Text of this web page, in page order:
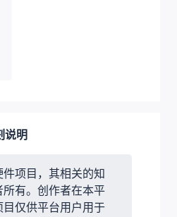
说明
项目，其相关的知
有。创作者在本平
目仅供平台用户用于